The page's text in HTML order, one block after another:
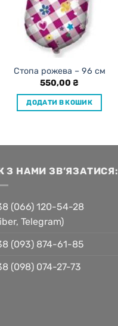
Стопа рожева – 96 см
550,00₴
ДОДАТИ В КОШИК
З НАМИ ЗВ’ЯЗАТИСЯ:
(066) 120-54-28
Telegram)
(093) 874-61-85
(098) 074-27-73